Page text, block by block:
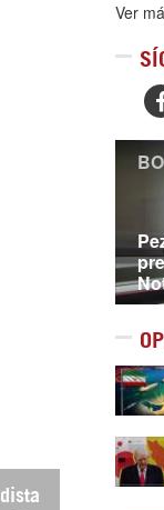
Ver